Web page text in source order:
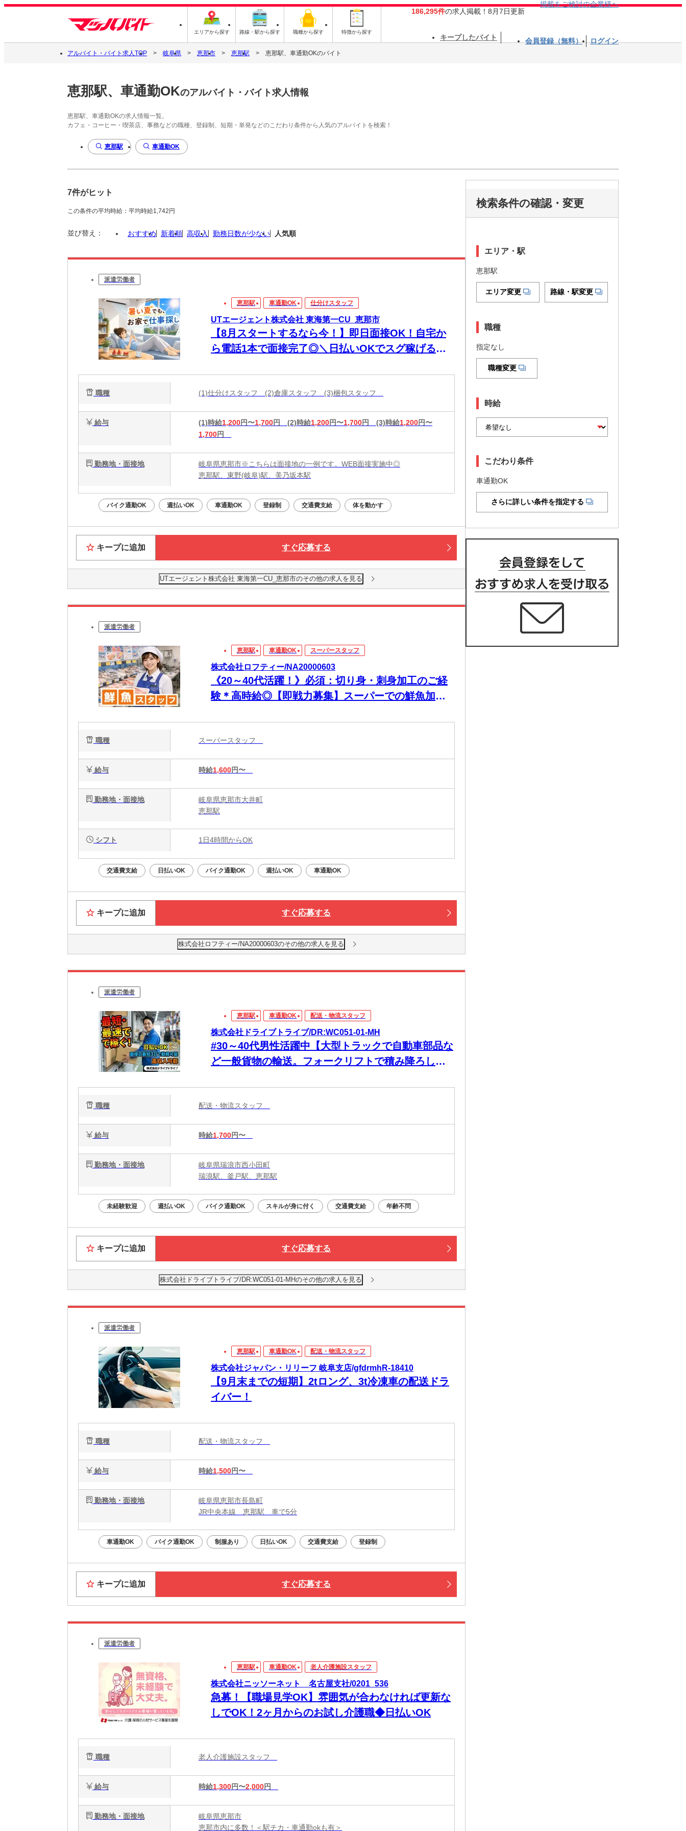
エリアから探す 路線・駅から探す 職種から探す 特徴から探す
186,295件の求人掲載！8月7日更新
掲載をご検討の企業様へ
キープしたバイト 会員登録（無料） ログイン
アルバイト・バイト求人TOP 岐阜県 恵那市 恵那駅 恵那駅、車通勤OKのバイト
恵那駅、車通勤OKのアルバイト・バイト求人情報
恵那駅、車通勤OKの求人情報一覧。
カフェ・コーヒー・喫茶店、事務などの職種、登録制、短期・単発などのこだわり条件から人気のアルバイトを検索！
恵那駅 車通勤OK
7件がヒット
この条件の平均時給：平均時給1,742円
並び替え： おすすめ 新着順 高収入 勤務日数が少ない 人気順
派遣労働者
恵那駅 車通勤OK 仕分けスタッフ
UTエージェント株式会社 東海第一CU_恵那市
【8月スタートするなら今！】即日面接OK！自宅か
ら電話1本で面接完了◎＼日払いOKでスグ稼げる／
職種 (1)仕分けスタッフ (2)倉庫スタッフ (3)梱包スタッフ
給与 (1)時給1,200円〜1,700円 (2)時給1,200円〜1,700円 (3)時給1,200円〜
1,700円
勤務地・面接地
岐阜県恵那市※こちらは面接地の一例です。WEB面接実施中◎
恵那駅、東野(岐阜)駅、美乃坂本駅
バイク通勤OK 週払いOK 車通勤OK 登録制 交通費支給 体を動かす
キープに追加 すぐ応募する
UTエージェント株式会社 東海第一CU_恵那市のその他の求人を見る
派遣労働者
恵那駅 車通勤OK スーパースタッフ
株式会社ロフティー/NA20000603
《20～40代活躍！》必須：切り身・刺身加工のご経
験＊高時給◎【即戦力募集】スーパーでの鮮魚加工
職種 スーパースタッフ
給与 時給1,600円〜
勤務地・面接地
岐阜県恵那市大井町
恵那駅
シフト 1日4時間からOK
交通費支給 日払いOK バイク通勤OK 週払いOK 車通勤OK
キープに追加 すぐ応募する
株式会社ロフティー/NA20000603のその他の求人を見る
派遣労働者
恵那駅 車通勤OK 配送・物流スタッフ
株式会社ドライブトライブ/DR:WC051-01-MH
#30～40代男性活躍中【大型トラックで自動車部品な
ど一般貨物の輸送。フォークリフトで積み降ろし作
職種 配送・物流スタッフ
給与 時給1,700円〜
勤務地・面接地
岐阜県瑞浪市西小田町
瑞浪駅、釜戸駅、恵那駅
未経験歓迎 週払いOK バイク通勤OK スキルが身に付く 交通費支給 年齢不問
キープに追加 すぐ応募する
株式会社ドライブトライブ/DR:WC051-01-MHのその他の求人を見る
派遣労働者
恵那駅 車通勤OK 配送・物流スタッフ
株式会社ジャパン・リリーフ 岐阜支店/gfdrmhR-18410
【9月末までの短期】2tロング、3t冷凍車の配送ドラ
イバー！
職種 配送・物流スタッフ
給与 時給1,500円〜
勤務地・面接地
岐阜県恵那市長島町
JR中央本線 恵那駅 車で5分
車通勤OK バイク通勤OK 制服あり 日払いOK 交通費支給 登録制
キープに追加 すぐ応募する
派遣労働者
恵那駅 車通勤OK 老人介護施設スタッフ
株式会社ニッソーネット 名古屋支社/0201_536
急募！【職場見学OK】雰囲気が合わなければ更新な
しでOK！2ヶ月からのお試し介護職◆日払いOK
職種 老人介護施設スタッフ
給与 時給1,300円〜2,000円
勤務地・面接地
岐阜県恵那市
恵那市内に多数！＜駅チカ・車通勤okも有＞
検索条件の確認・変更
エリア・駅
恵那駅
エリア変更 路線・駅変更
職種
指定なし
職種変更
時給
こだわり条件
車通勤OK
さらに詳しい条件を指定する